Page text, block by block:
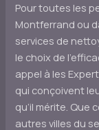
Pour toutes les
Montferrand ou
services de
le choix de
appel à les
qui conçoivent
qu’il mérite. Que
autres villes du